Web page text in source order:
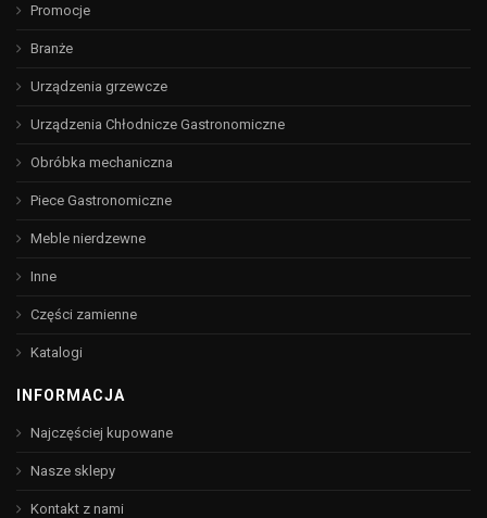
Promocje
Branże
Urządzenia grzewcze
Urządzenia Chłodnicze Gastronomiczne
Obróbka mechaniczna
Piece Gastronomiczne
Meble nierdzewne
Inne
Części zamienne
Katalogi
INFORMACJA
Najczęściej kupowane
Nasze sklepy
Kontakt z nami